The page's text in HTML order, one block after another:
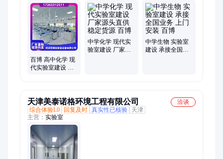
室、实验室设备、理化生实验室设备、学生实验室设备、生物实
验室设备、物理实验室设备、化学实验室设备、实验室仪器、实
验室建设、实验室设备厂家、中小学实验室设备、学生实验桌、
理化生教学仪器、全钢实验台、全钢通风柜、中小学教学仪器、
通风柜、教学仪器、实验台、理化生教学设备、生物教学仪器、
初高中教学仪器
百博 高中化学 现
代实验室建设 可
中学化学 现代实
验室建设 厂家源
中学生物 实验室
建设 承接全国业
天津美泰诺格环境工程有限公司
洽谈
综合体验L0
回复及时 真实性已核验
天津
主营： 实验室